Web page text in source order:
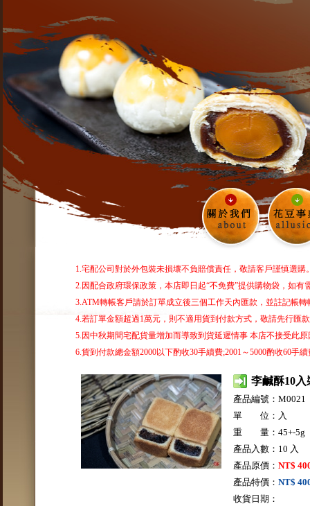
1.宅配公司對於外包裝未損壞不負賠償責任，敬請客戶謹慎選購
2.因配合政府環保政策，本店即日起“不免費”提供購物袋，如有
3.ATM轉帳客戶請於訂單成立後三個工作天內匯款，並註記帳
4.若訂單金額超過1萬元，則不適用貨到付款方式，敬請先行匯
5.因中秋期間宅配貨量增加而導致到貨延遲情事 本店不接受此
6.貨到付款總金額2000以下酌收30手續費;2001～5000酌收60手
李鹹酥10入
產品編號：M0021
單 位：入
重 量：45+-5g
產品入數：10 入
產品原價： NT$
產品特價： NT$
收貨日期：